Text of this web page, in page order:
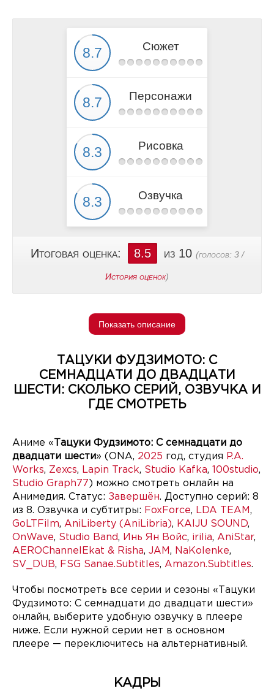
Сюжет
Персонажи
Рисовка
Озвучка
Итоговая оценка: 8.5 из 10 (голосов: 3/
История оценок)
Показать описание
ТАЦУКИ ФУДЗИМОТО: С
СЕМНАДЦАТИ ДО ДВАДЦАТИ
ШЕСТИ: СКОЛЬКО СЕРИЙ, ОЗВУЧКА И
ГДЕ СМОТРЕТЬ
Аниме « Тацуки Фудзимото: С семнадцати до
двадцати шести» (ONA, 2025 год, студия P.A.
Works, Zexcs, Lapin Track, Studio Kafka, 100studio,
Studio Graph77 ) можно смотреть онлайн на
Анимедия. Статус: Завершён. Доступно серий: 8
из 8. Озвучка и субтитры: FoxForce, LDA TEAM ,
GoLTFilm, AniLiberty (AniLibria), KAIJU SOUND,
OnWave, Studio Band, Инь Ян Войс, irilia, AniStar,
AEROChannelEkat & Risha, JAM , NaKolenke,
SV_DUB, FSG Sanae.Subtitles, Amazon.Subtitles.
Чтобы посмотреть все серии и сезоны «Тацуки
Фудзимото: С семнадцати до двадцати шести»
онлайн, выберите удобную озвучку в плеере
ниже. Если нужной серии нет в основном
плеере — переключитесь на альтернативный.
КАДРЫ